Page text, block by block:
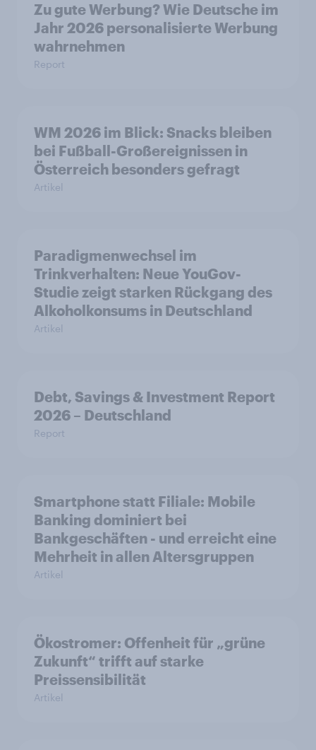
Zu gute Werbung? Wie Deutsche im
Jahr 2026 personalisierte Werbung
wahrnehmen
Report
WM 2026 im Blick: Snacks bleiben
bei Fußball-Großereignissen in
Österreich besonders gefragt
Artikel
Paradigmenwechsel im
Trinkverhalten: Neue YouGov-
Studie zeigt starken Rückgang des
Alkoholkonsums in Deutschland
Artikel
Debt, Savings & Investment Report
2026 – Deutschland
Report
Smartphone statt Filiale: Mobile
Banking dominiert bei
Bankgeschäften - und erreicht eine
Mehrheit in allen Altersgruppen
Artikel
Ökostromer: Offenheit für „grüne
Zukunft“ trifft auf starke
Preissensibilität
Artikel